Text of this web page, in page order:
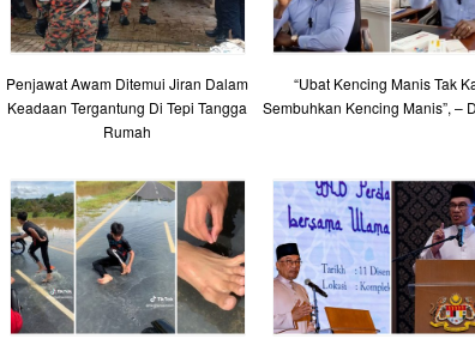
Penjawat Awam Ditemui Jiran Dalam
Keadaan Tergantung Di Tepi Tangga
Rumah
“Ubat Kencing Manis Tak
Sembuhkan Kencing Manis”, –